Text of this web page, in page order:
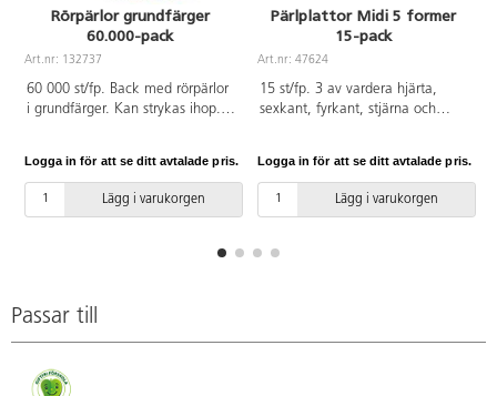
Rörpärlor grundfärger
60.000-pack
Art.nr: 132737
60 000 st/fp. Back med rörpärlor
i grundfärger. Kan strykas ihop. ø
pärlplattor. Svanenmärkt,
licensnummer 3095 0007. Från 3
Logga in för att se ditt avtalade pris.
Lägg i varukorgen
Pärlplattor Midi 5 former
15-pack
Art.nr: 47624
15 st/fp. 3 av vardera hjärta,
sexkant, fyrkant, stjärna och
Svanenmärkt, licensnummer
3095 0007.
Logga in för att se ditt avtalade pris.
Lägg i varukorgen
Passar till